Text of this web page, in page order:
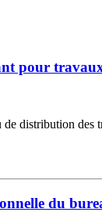
pour
de distribution
du